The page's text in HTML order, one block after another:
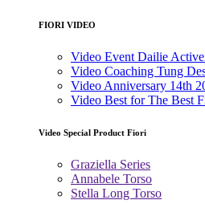
FIORI VIDEO
Video Event Dailie
Video Coaching Tung
Video Anniversary 14th
Video Best for The Best
Video Special Product Fiori
Graziella Series
Annabele Torso
Stella Long Torso